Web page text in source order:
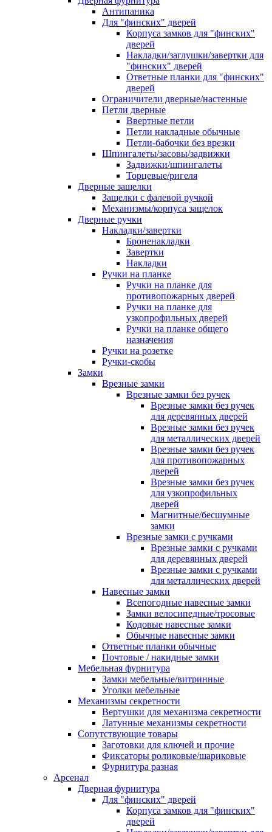
Антипаника
Для "финских" дверей
Корпуса замков для "финских"
дверей
Накладки/заглушки/завертки для
"финских" дверей
Ответные планки для "финских"
дверей
Ограничители дверные/настенные
Петли дверные
Ввертные петли
Петли накладные обычные
Петли-бабочки без врезки
Шпингалеты/засовы/задвижки
Задвижки/шпингалеты
Торцевые/ригеля
Дверные защелки
Защелки с фалевой ручкой
Механизмы/корпуса защелок
Дверные ручки
Накладки/завертки
Броненакладки
Завертки
Накладки
Ручки на планке
Ручки на планке для
противопожарных дверей
Ручки на планке для
узкопрофильных дверей
Ручки на планке общего
назначения
Ручки на розетке
Ручки-скобы
Замки
Врезные замки
Врезные замки без ручек
Врезные замки без ручек
для деревянных дверей
Врезные замки без ручек
для металлических дверей
Врезные замки без ручек
для противопожарных
дверей
Врезные замки без ручек
для узкопрофильных
дверей
Магнитные/бесшумные
замки
Врезные замки с ручками
Врезные замки с ручками
для деревянных дверей
Врезные замки с ручками
для металлических дверей
Навесные замки
Всепогодные навесные замки
Замки велосипедные/тросовые
Кодовые навесные замки
Обычные навесные замки
Ответные планки обычные
Почтовые / накидные замки
Мебельная фурнитура
Замки мебельные/витринные
Уголки мебельные
Механизмы секретности
Вертушки для механизма секретности
Латунные механизмы секретности
Сопутствующие товары
Заготовки для ключей и прочие
Фиксаторы роликовые/шариковые
Фурнитура разная
Арсенал
Дверная фурнитура
Для "финских" дверей
Корпуса замков для "финских"
дверей